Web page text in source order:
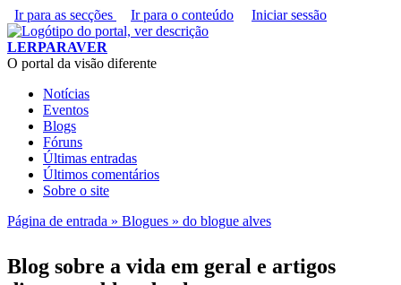
Ir para as secções (Alt+1)
Ir para o conteúdo Iniciar sessão
LERPARAVER
O portal da visão diferente
Menu principal
Notícias
Eventos
Blogs
Fóruns
Últimas entradas
Últimos comentários
Sobre o site
Está aqui
Página de entrada » Blogues » do blogue alves
Blog sobre a vida em geral e artigos